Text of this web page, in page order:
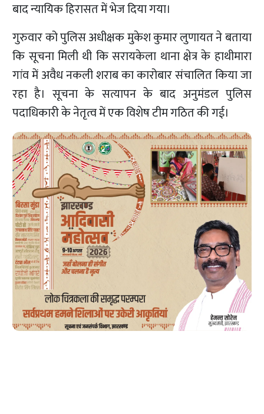
बाद न्यायिक हिरासत में भेज दिया गया।
गुरुवार को पुलिस अधीक्षक मुकेश कुमार लुणायत ने बताया
कि सूचना मिली थी कि सरायकेला थाना क्षेत्र के हाथीमारा
गांव में अवैध नकली शराब का कारोबार संचालित किया जा
रहा है। सूचना के सत्यापन के बाद अनुमंडल पुलिस
पदाधिकारी के नेतृत्व में एक विशेष टीम गठित की गई।